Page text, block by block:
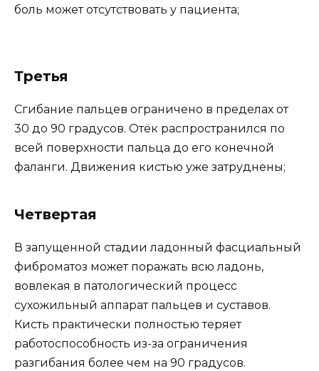
боль может отсутствовать у пациента;
Третья
Сгибание пальцев ограничено в пределах от
30 до 90 градусов. Отёк распространился по
всей поверхности пальца до его конечной
фаланги. Движения кистью уже затруднены;
Четвертая
В запущенной стадии ладонный фасциальный
фиброматоз может поражать всю ладонь,
вовлекая в патологический процесс
сухожильный аппарат пальцев и суставов.
Кисть практически полностью теряет
работоспособность из-за ограничения
разгибания более чем на 90 градусов.